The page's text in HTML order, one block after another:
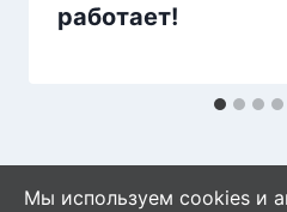
работает!
Мы используем cookies и